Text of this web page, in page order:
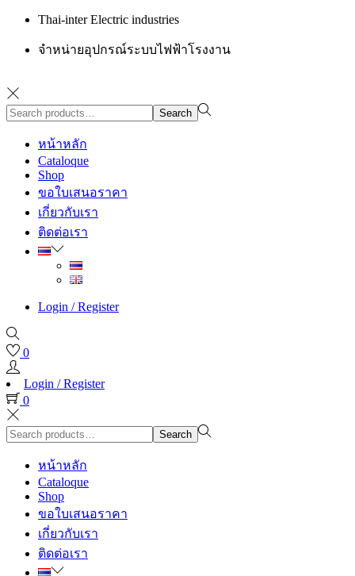
Thai-inter Electric industries
จำหน่ายอุปกรณ์ระบบไฟฟ้าโรงงาน
Search
for:>
Search
หน้าหลัก
Cataloque
Shop
ขอใบเสนอราคา
เกี่ยวกับเรา
ติดต่อเรา
Login / Register
0
Login / Register
0
Search
for:>
Search
หน้าหลัก
Cataloque
Shop
ขอใบเสนอราคา
เกี่ยวกับเรา
ติดต่อเรา